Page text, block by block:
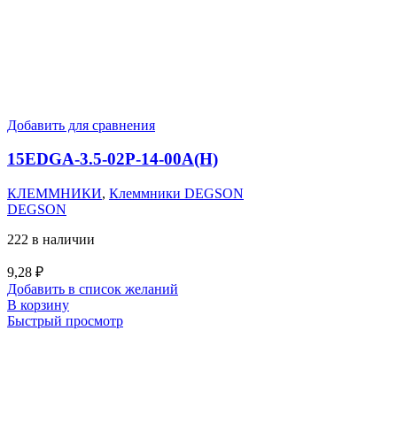
Добавить для сравнения
15EDGA-3.5-02P-14-00A(H)
КЛЕММНИКИ, Клеммники DEGSON
DEGSON
222 в наличии
9,28 ₽
Добавить в список желаний
В корзину
Быстрый просмотр